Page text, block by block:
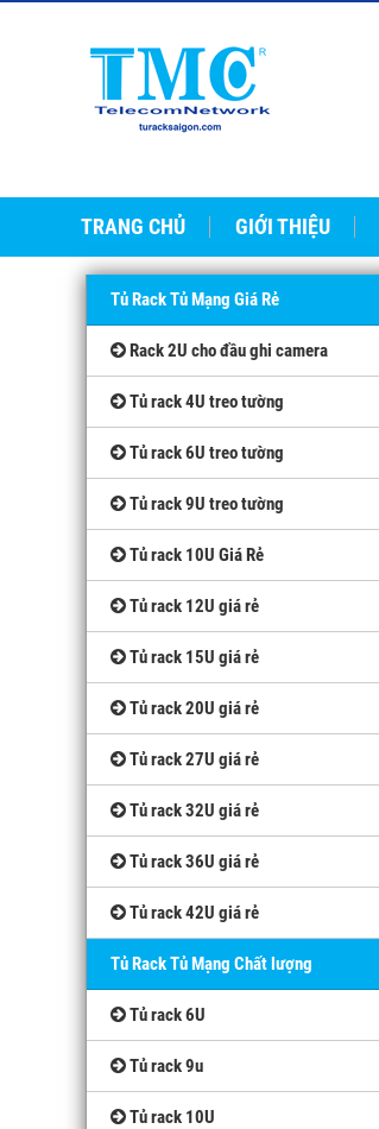
TRANG CHỦ GIỚI THIỆU
Tủ Rack Tủ Mạng Giá Rẻ
Rack 2U cho đầu ghi camera
Tủ rack 4U treo tường
Tủ rack 6U treo tường
Tủ rack 9U treo tường
Tủ rack 10U Giá Rẻ
Tủ rack 12U giá rẻ
Tủ rack 15U giá rẻ
Tủ rack 20U giá rẻ
Tủ rack 27U giá rẻ
Tủ rack 32U giá rẻ
Tủ rack 36U giá rẻ
Tủ rack 42U giá rẻ
Tủ Rack Tủ Mạng Chất lượng
Tủ rack 6U
Tủ rack 9u
Tủ rack 10U